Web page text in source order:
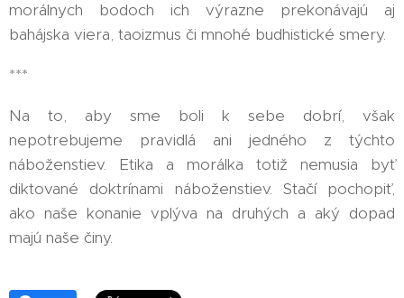
morálnych bodoch ich výrazne prekonávajú aj
bahájska viera, taoizmus či mnohé budhistické smery.
***
Na to, aby sme boli k sebe dobrí, však
nepotrebujeme pravidlá ani jedného z týchto
náboženstiev. Etika a morálka totiž nemusia byť
diktované doktrínami náboženstiev. Stačí pochopiť,
ako naše konanie vplýva na druhých a aký dopad
majú naše činy.